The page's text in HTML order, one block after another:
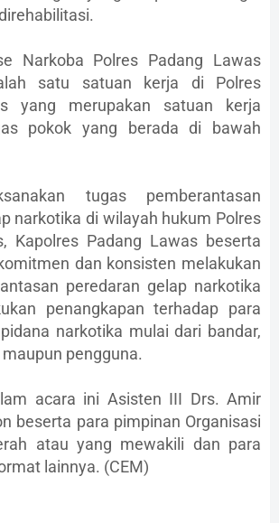
Narkoba Polres Padang Lawas
satu satuan kerja di Polres
yang merupakan satuan kerja
pokok yang berada di bawah
tugas pemberantasan
narkotika di wilayah hukum Polres
Kapolres Padang Lawas beserta
dan konsisten melakukan
peredaran gelap narkotika
penangkapan terhadap para
narkotika mulai dari bandar,
pengguna.
acara ini Asisten III Drs. Amir
beserta para pimpinan Organisasi
atau yang mewakili dan para
lainnya. (CEM)